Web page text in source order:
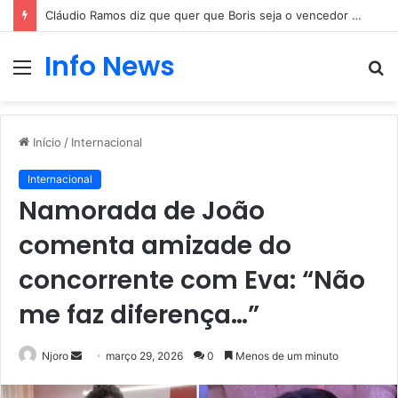
Cláudio Ramos diz que quer que Boris seja o vencedor do Big Brother
Menu
Info News
Início / Internacional
Internacional
Namorada de João
comenta amizade do
concorrente com Eva: “Não
me faz diferença…”
Njoro
Mandemarço 29, 2026 0 Menos de um minuto